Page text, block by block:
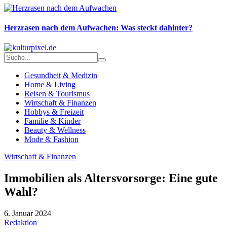
Herzrasen nach dem Aufwachen: Was steckt dahinter?
Gesundheit & Medizin
Home & Living
Reisen & Tourismus
Wirtschaft & Finanzen
Hobbys & Freizeit
Familie & Kinder
Beauty & Wellness
Mode & Fashion
Wirtschaft & Finanzen
Immobilien als Altersvorsorge: Eine gute
Wahl?
6. Januar 2024
Redaktion